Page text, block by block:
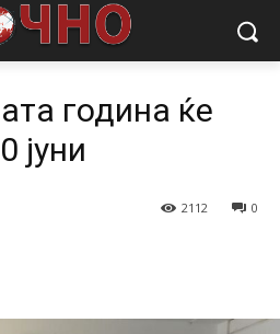
година ќе заврши на 10 јуни
година ќе
јуни
0
2112